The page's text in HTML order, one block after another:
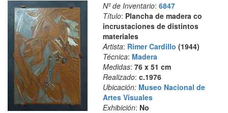
Nº de Inventario: 6847
Título: Plancha de madera co
incrustaciones de distintos
materiales
Artista: Rimer Cardillo (1944)
Técnica: Madera
Medidas: 76 x 51 cm
Realizado: c.1976
Ubicación: Museo Nacional de
Artes Visuales
Exhibición: No